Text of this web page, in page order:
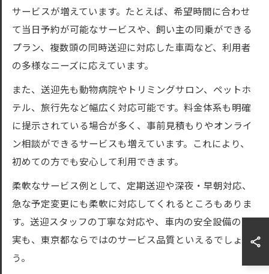
サービスが増えています。たとえば、希望時間に合わせ
て当日予約が可能なサービスや、飼い主の同乗ができる
プラン、複数頭の同時送迎に対応した車両など、利用者
の多様なニーズに応えています。
また、送迎先も動物病院やトリミングサロン、ペットホ
テル、旅行先など幅広く対応可能です。料金体系も明確
に提示されている場合が多く、事前見積もりやオンライ
ン相談ができるサービスも増えています。これにより、
初めての方でも安心して利用できます。
柔軟なサービス例として、定期送迎や深夜・早朝対応、
急な予定変更にも柔軟に対応してくれるところもありま
す。送迎スタッフの丁寧な対応や、車内の安全設備の充
実も、東京都ならではのサービス品質といえるでしょ
う。